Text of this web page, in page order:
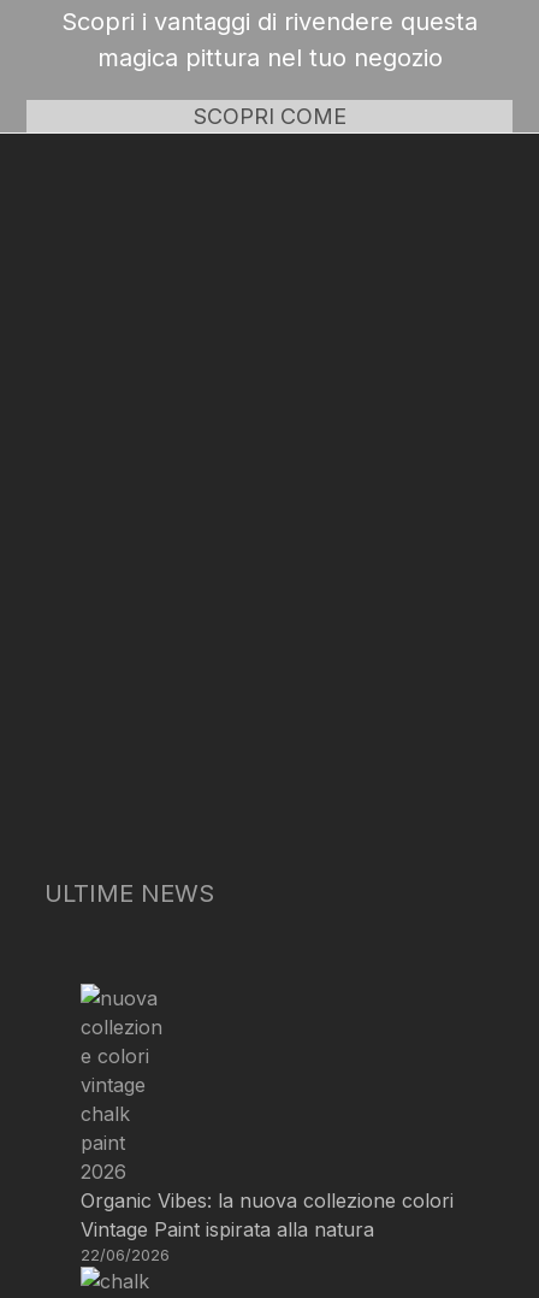
Scopri i vantaggi di rivendere questa
magica pittura nel tuo negozio
SCOPRI COME
ULTIME NEWS
Organic Vibes: la nuova collezione colori
Vintage Paint ispirata alla natura
22/06/2026